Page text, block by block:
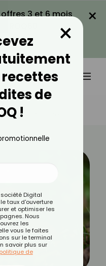
offres 3 et 6 mois
×
En Cuisine
recettes
de
!
×
Digital
taux d'ouverture
et optimiser les
Nous
les
vous le faites
sur le terminal
savoir plus sur
politique de